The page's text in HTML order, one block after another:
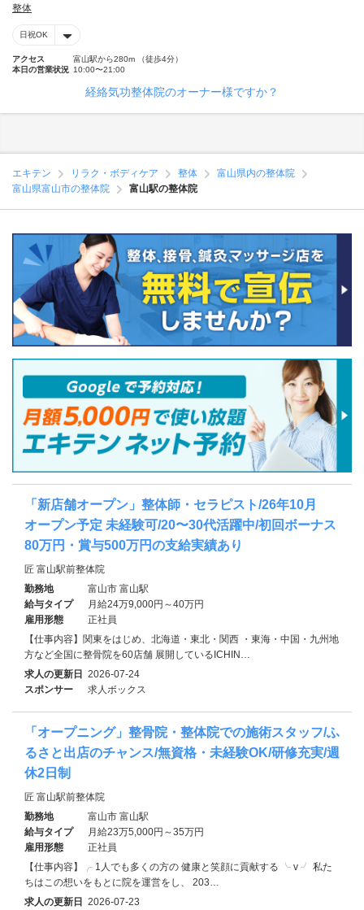
整体
日祝OK
アクセス
富山駅から280m （徒歩4分）
本日の営業状況 10:00〜21:00
経絡気功整体院のオーナー様ですか？
エキテン リラク・ボディケア 整体
富山県内の整体院
富山県富山市の整体院
富山駅の整体院
「新店舗オープン」整体師・セラピスト/26年10月
オープン予定 未経験可/20〜30代活躍中/初回ボーナス
80万円・賞与500万円の支給実績あり
匠 富山駅前整体院
勤務地
富山市 富山駅
給与タイプ
月給24万9,000円～40万円
雇用形態
正社員
【仕事内容】関東をはじめ、北海道・東北・関西 ・東海・中国・九州地
方など全国に整骨院を60店舗 展開しているICHIN…
求人の更新日 2026-07-24
スポンサー
求人ボックス
「オープニング」整骨院・整体院での施術スタッフ/ふ
るさと出店のチャンス/無資格・未経験OK/研修充実/週
休2日制
匠 富山駅前整体院
勤務地
富山市 富山駅
給与タイプ
月給23万5,000円～35万円
雇用形態
正社員
【仕事内容】╭ 1人でも多くの方の 健康と笑顔に貢献する ╰ v ╯ 私た
ちはこの想いをもとに院を運営をし、 203…
求人の更新日 2026-07-23